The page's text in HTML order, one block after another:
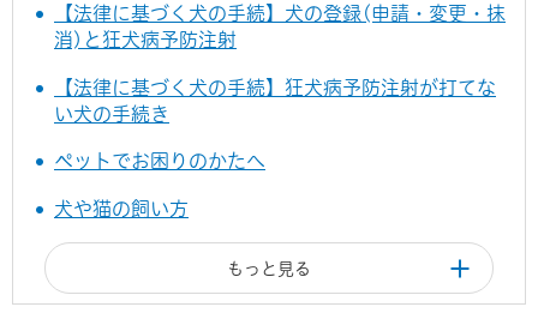
【法律に基づく犬の手続】犬の登録(申請・変更・抹
消)と狂犬病予防注射
【法律に基づく犬の手続】狂犬病予防注射が打てな
い犬の手続き
ペットでお困りのかたへ
犬や猫の飼い方
もっと見る